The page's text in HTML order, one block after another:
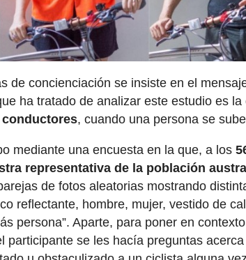
de concienciación se insiste en el
ha tratado de analizar este estudio es la
, cuando una persona se
mediante una encuesta en la que, a los
representativa de la población
de fotos aleatorias mostrando
reflectante, hombre, mujer, vestido de
persona”. Aparte, para poner en
participante se les hacía preguntas